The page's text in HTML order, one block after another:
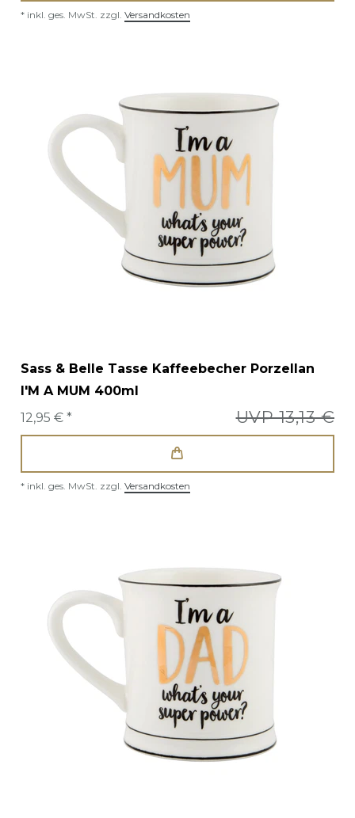
* inkl. ges. MwSt. zzgl. Versandkosten
Sass & Belle Tasse Kaffeebecher Porzellan
I'M A MUM 400ml
UVP 13,13 €
12,95 € *
* inkl. ges. MwSt. zzgl. Versandkosten